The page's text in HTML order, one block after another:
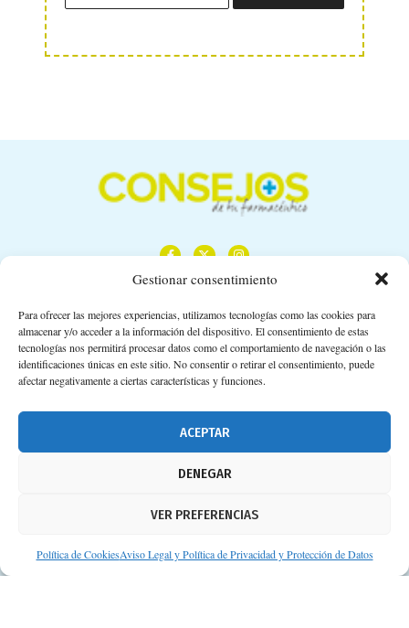
Gestionar consentimiento
Para ofrecer las mejores experiencias, utilizamos tecnologías como las cookies para
almacenar y/o acceder a la información del dispositivo. El consentimiento de estas
tecnologías nos permitirá procesar datos como el comportamiento de navegación o las
identificaciones únicas en este sitio. No consentir o retirar el consentimiento, puede
afectar negativamente a ciertas características y funciones.
ACEPTAR
DENEGAR
VER PREFERENCIAS
Política de CookiesAviso Legal y Política de Privacidad y Protección de Datos
Calle Camino de los Descubrimientos, 11,
Planta 3ª 41092 – Sevilla
674 02 62 03
Aviso legal
Protección de datos personales
Suscripción a Newsletter